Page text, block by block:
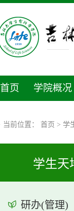
首页 学院概况
当前位置： 首页 > 学
学生天
研办(管理)